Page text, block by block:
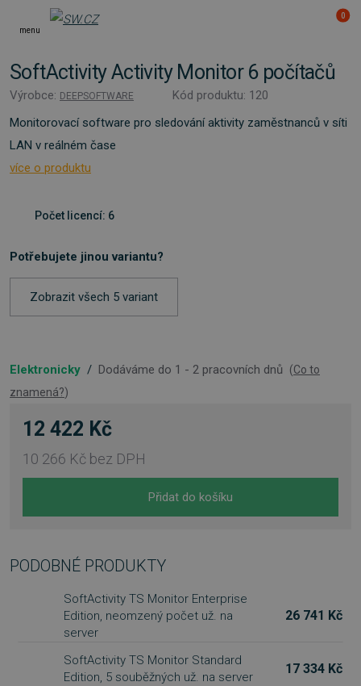
menu
0
SoftActivity Activity Monitor 6 počítačů
Výrobce: DEEPSOFTWARE
Kód produktu: 120
Monitorovací software pro sledování aktivity zaměstnanců v síti
LAN v reálném čase
více o produktu
Počet licencí: 6
Potřebujete jinou variantu?
Zobrazit všech 5 variant
Elektronicky / Dodáváme do 1 - 2 pracovních dnů (Co to
znamená?)
12 422 Kč
10 266 Kč bez DPH
Přidat do košíku
PODOBNÉ PRODUKTY
SoftActivity TS Monitor Enterprise
Edition, neomzený počet už. na
server
26 741 Kč
SoftActivity TS Monitor Standard
Edition, 5 souběžných už. na server
17 334 Kč